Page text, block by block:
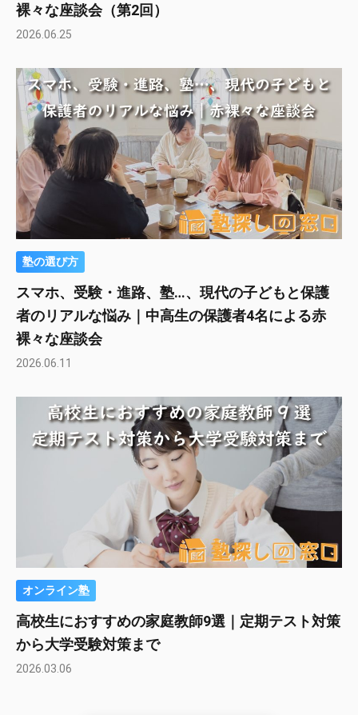
裸々な座談会（第2回）
2026.06.25
塾の選び方
スマホ、受験・進路、塾…、現代の子どもと保護
者のリアルな悩み｜中高生の保護者4名による赤
裸々な座談会
2026.06.11
オンライン塾
高校生におすすめの家庭教師9選｜定期テスト対策
から大学受験対策まで
2026.03.06